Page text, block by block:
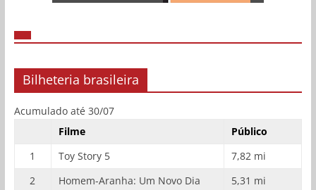
Bilheteria brasileira
Acumulado até 30/07
Filme
Público
1
Toy Story 5
7,82 mi
2
Homem-Aranha: Um Novo Dia
5,31 mi